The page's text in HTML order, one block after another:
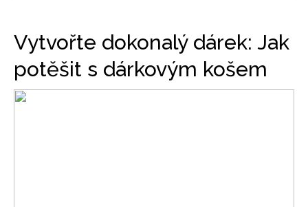
Vytvořte dokonalý dárek: Jak
potěšit s dárkovým košem